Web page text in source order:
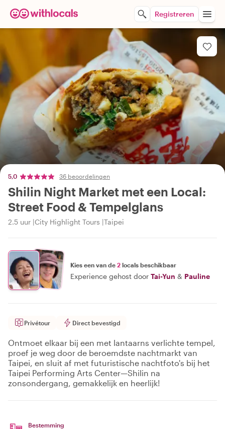
Registreren
5,0 36 beoordelingen
Shilin Night Market met een Local:
Street Food & Tempelglans
2.5 uur City Highlight Tours Taipei
Kies een van de 2 locals beschikbaar
Experience gehost door Tai-Yun & Pauline
Privétour Direct bevestigd
Ontmoet elkaar bij een met lantaarns verlichte tempel,
proef je weg door de beroemdste nachtmarkt van
Taipei, en sluit af met futuristische nachtfoto's bij het
Taipei Performing Arts Center—Shilin na
zonsondergang, gemakkelijk en heerlijk!
Bestemming